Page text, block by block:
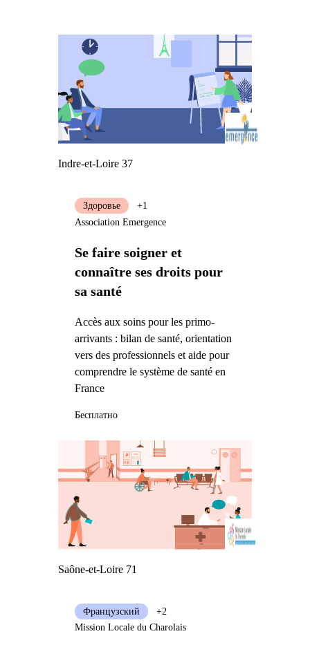
Indre-et-Loire 37
Se faire soigner et
connaître ses droits pour
sa santé
Accès aux soins pour les primo-
arrivants : bilan de santé, orientation
vers des professionnels et aide pour
comprendre le système de santé en
France
Здоровье
+1
Association Emergence
Бесплатно
Saône-et-Loire 71
Французский
+2
Mission Locale du Charolais